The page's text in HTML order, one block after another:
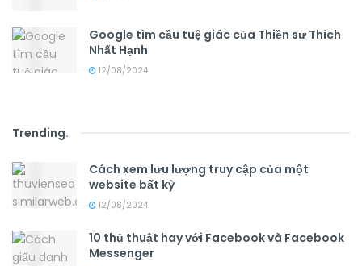
Google tìm cầu tuệ giác của Thiền sư Thích
Nhất Hạnh
12/08/2024
Trending.
Cách xem lưu lượng truy cập của một
website bất kỳ
12/08/2024
10 thủ thuật hay với Facebook và Facebook
Messenger